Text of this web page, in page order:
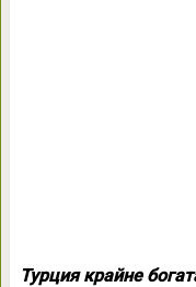
Турция крайне